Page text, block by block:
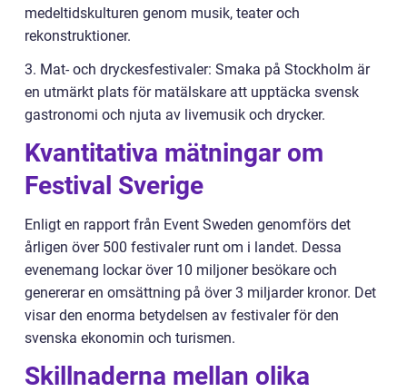
medeltidskulturen genom musik, teater och
rekonstruktioner.
3. Mat- och dryckesfestivaler: Smaka på Stockholm är
en utmärkt plats för matälskare att upptäcka svensk
gastronomi och njuta av livemusik och drycker.
Kvantitativa mätningar om
Festival Sverige
Enligt en rapport från Event Sweden genomförs det
årligen över 500 festivaler runt om i landet. Dessa
evenemang lockar över 10 miljoner besökare och
genererar en omsättning på över 3 miljarder kronor. Det
visar den enorma betydelsen av festivaler för den
svenska ekonomin och turismen.
Skillnaderna mellan olika